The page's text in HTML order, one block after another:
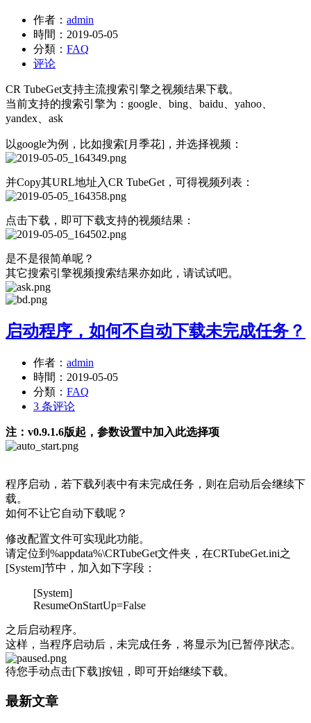
作者： admin
時間： 2019-05-05
分類： FAQ
评论
CR TubeGet支持主流搜索引擎之视频结果下载。
当前支持的搜索引擎为：google、bing、baidu、yahoo、
yandex、ask
以google为例，比如搜索[月季花]，并选择视频：
并Copy其URL地址入CR TubeGet，可得视频列表：
点击下载，即可下载支持的视频结果：
是不是很简单呢？
其它搜索引擎视频搜索结果亦如此，请试试吧。
启动程序，如何不自动下载未完成任务？
作者： admin
時間： 2019-05-05
分類： FAQ
3 条评论
注：v0.9.1.6版起，参数设置中加入此选择项
程序启动，若下载列表中有未完成任务，则在启动后会继续下
载。
如何不让它自动下载呢？
修改配置文件可实现此功能。
请定位到%appdata%\CRTubeGet文件夹，在CRTubeGet.ini之
[System]节中，加入如下字段：
[System]
ResumeOnStartUp=False
之后启动程序。
这样，当程序启动后，未完成任务，将显示为[已暂停]状态。
待您手动点击[下载]按钮，即可开始继续下载。
最新文章